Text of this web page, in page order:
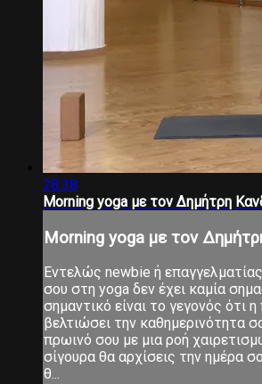
28:38
Morning yoga με τον Δημήτρη
Morning yoga με τον
Εντελώς newbie ή
σου στη yoga δεν έχει καμία
σημαντικό είναι το γεγονός ότι
βελτιώσει την καθημερινότητα
πρωινό σου με μια ροή
σίγουρα θα αρχίσεις την ημέρα
θ...